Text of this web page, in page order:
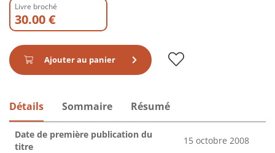
Livre broché
30.00 €
Ajouter au panier
Détails Sommaire Résumé
Date de première publication du
titre
15 octobre 2008